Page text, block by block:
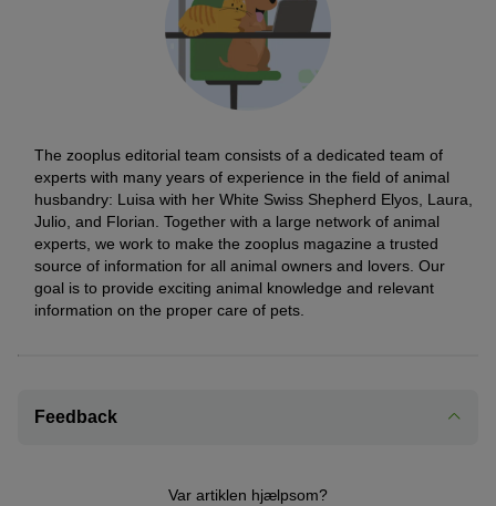
The zooplus editorial team consists of a dedicated team of
experts with many years of experience in the field of animal
husbandry: Luisa with her White Swiss Shepherd Elyos, Laura,
Julio, and Florian. Together with a large network of animal
experts, we work to make the zooplus magazine a trusted
source of information for all animal owners and lovers. Our
goal is to provide exciting animal knowledge and relevant
information on the proper care of pets.
Feedback
Var artiklen hjælpsom?